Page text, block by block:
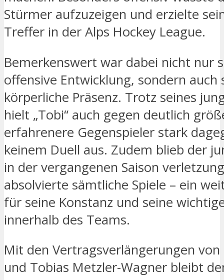
Stürmer aufzuzeigen und erzielte
Treffer in der Alps Hockey League.
Bemerkenswert war dabei nicht nur
offensive Entwicklung, sondern auch
körperliche Präsenz. Trotz seines
hielt „Tobi“ auch gegen deutlich
erfahrenere Gegenspieler stark
keinem Duell aus. Zudem blieb der
in der vergangenen Saison
absolvierte sämtliche Spiele – ein
für seine Konstanz und seine
innerhalb des Teams.
Mit den Vertragsverlängerungen
und Tobias Metzler-Wagner bleibt